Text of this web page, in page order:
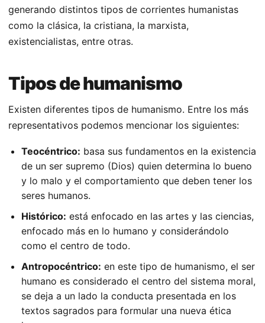
generando distintos tipos de corrientes humanistas
como la clásica, la cristiana, la marxista,
existencialistas, entre otras.
Tipos de humanismo
Existen diferentes tipos de humanismo. Entre los más
representativos podemos mencionar los siguientes:
Teocéntrico: basa sus fundamentos en la existencia
de un ser supremo (Dios) quien determina lo bueno
y lo malo y el comportamiento que deben tener los
seres humanos.
Histórico: está enfocado en las artes y las ciencias,
enfocado más en lo humano y considerándolo
como el centro de todo.
Antropocéntrico: en este tipo de humanismo, el ser
humano es considerado el centro del sistema moral,
se deja a un lado la conducta presentada en los
textos sagrados para formular una nueva ética